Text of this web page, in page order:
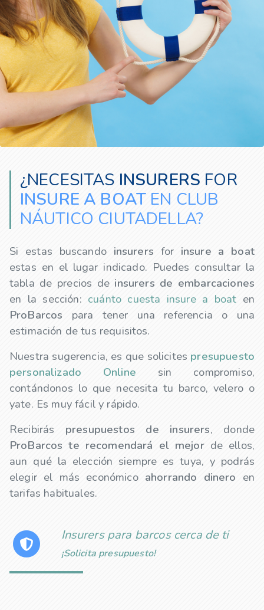
¿NECESITAS INSURERS FOR
INSURE A BOAT EN CLUB
NÁUTICO CIUTADELLA?
Si estas buscando insurers for insure a boat
estas en el lugar indicado. Puedes consultar la
tabla de precios de insurers de embarcaciones
en la sección: cuánto cuesta insure a boat en
ProBarcos para tener una referencia o una
estimación de tus requisitos.
Nuestra sugerencia, es que solicites presupuesto
personalizado Online sin compromiso,
contándonos lo que necesita tu barco, velero o
yate. Es muy fácil y rápido.
Recibirás presupuestos de insurers, donde
ProBarcos te recomendará el mejorde ellos,
aun qué la elección siempre es tuya, y podrás
elegir el más económico ahorrando dinero en
tarifas habituales.
Insurers para barcos cerca de ti
¡Solicita presupuesto!